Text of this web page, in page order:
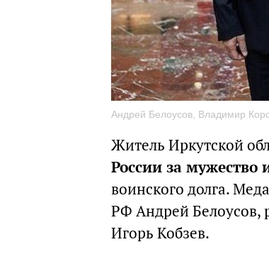
Андрей Белоусов, Владимир
Житель Иркутской
России за мужество
воинского долга.
РФ Андрей Белоусов,
Игорь Кобзев.